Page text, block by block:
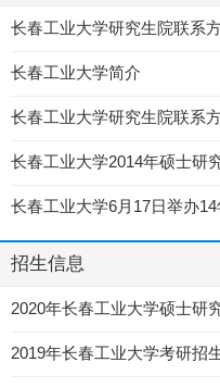
长春工业大学研究生院联系
长春工业大学简介
长春工业大学研究生院联系
长春工业大学2014年硕士研
长春工业大学6月17日举办
招生信息
2020年长春工业大学硕士研
2019年长春工业大学考研招